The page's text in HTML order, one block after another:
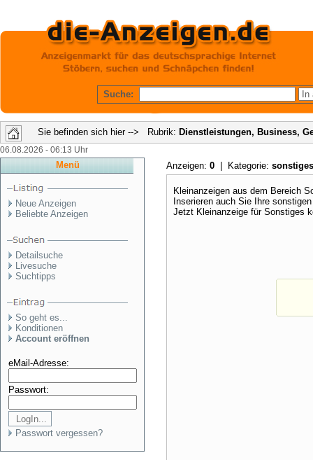
Suche:
Sie befinden sich hier --> Rubrik: Dienstleistungen, Business,
06.08.2026 - 06:13 Uhr
Menü
Neue Anzeigen
Beliebte Anzeigen
Detailsuche
Livesuche
Suchtipps
So geht es...
Konditionen
Account eröffnen
eMail-Adresse:
Passwort:
Passwort vergessen?
Anzeigen: 0 | Kategorie:
Kleinanzeigen aus dem Bereich
Inserieren auch Sie Ihre
Jetzt Kleinanzeige für Sonstiges